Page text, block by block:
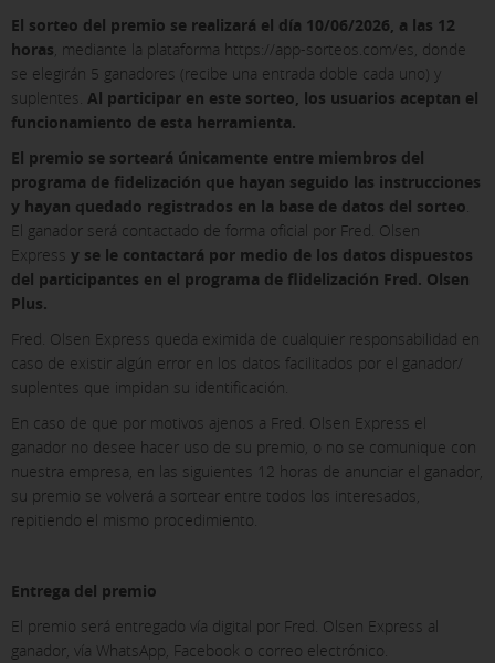
El sorteo del premio se realizará el día 10/06/2026, a las 12
horas, mediante la plataforma https://app-sorteos.com/es, donde
se elegirán 5 ganadores (recibe una entrada doble cada uno) y
suplentes. Al participar en este sorteo, los usuarios aceptan el
funcionamiento de esta herramienta.
El premio se sorteará únicamente entre miembros del
programa de fidelización que hayan seguido las instrucciones
y hayan quedado registrados en la base de datos del sorteo.
El ganador será contactado de forma oficial por Fred. Olsen
Express y se le contactará por medio de los datos dispuestos
del participantes en el programa de flidelización Fred. Olsen
Plus.
Fred. Olsen Express queda eximida de cualquier responsabilidad en
caso de existir algún error en los datos facilitados por el ganador/
suplentes que impidan su identificación.
En caso de que por motivos ajenos a Fred. Olsen Express el
ganador no desee hacer uso de su premio, o no se comunique con
nuestra empresa, en las siguientes 12 horas de anunciar el ganador,
su premio se volverá a sortear entre todos los interesados,
repitiendo el mismo procedimiento.
Entrega del premio
El premio será entregado vía digital por Fred. Olsen Express al
ganador, vía WhatsApp, Facebook o correo electrónico.